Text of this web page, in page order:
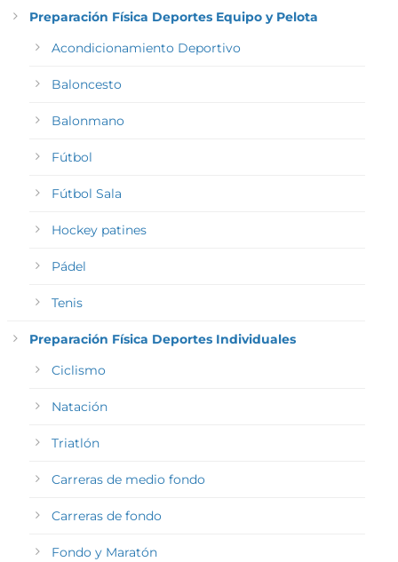
Preparación Física Deportes Equipo y Pelota
Acondicionamiento Deportivo
Baloncesto
Balonmano
Fútbol
Fútbol Sala
Hockey patines
Pádel
Tenis
Preparación Física Deportes Individuales
Ciclismo
Natación
Triatlón
Carreras de medio fondo
Carreras de fondo
Fondo y Maratón